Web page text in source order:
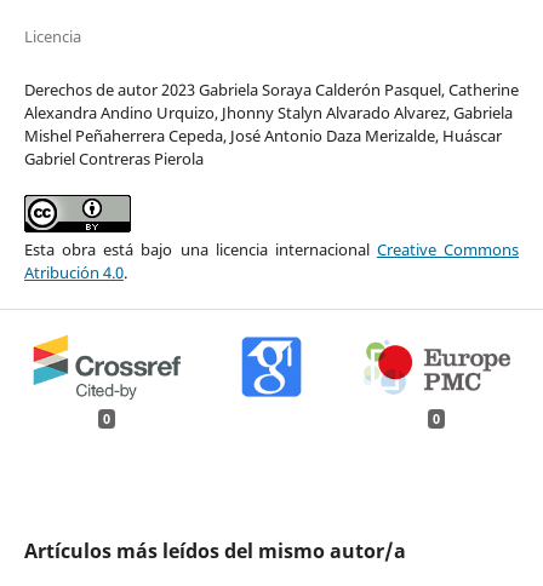
Licencia
Derechos de autor 2023 Gabriela Soraya Calderón Pasquel, Catherine
Alexandra Andino Urquizo, Jhonny Stalyn Alvarado Alvarez, Gabriela
Mishel Peñaherrera Cepeda, José Antonio Daza Merizalde, Huáscar
Gabriel Contreras Pierola
Esta obra está bajo una licencia internacional Creative Commons
Atribución 4.0.
0 0
Artículos más leídos del mismo autor/a